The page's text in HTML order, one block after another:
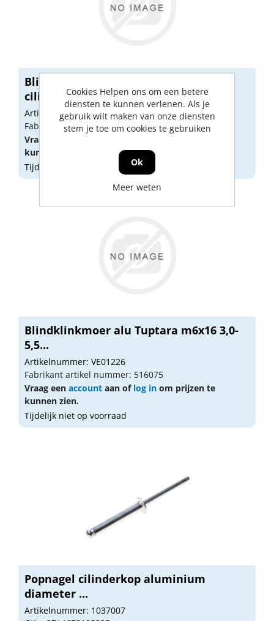
Blindklinkmoer alu.m6x16 3,1-4,5
cilinde...
Artikelnummer: VE01223
Fabrikant artikel nummer: N20M06CO21
Vraag een
kunnen zien.
Tijdelijk niet op voorraad
Blindklinkmoer alu Tuptara m6x16 3,0-
5,5...
Artikelnummer: VE01226
Fabrikant artikel nummer: 516075
Vraag een account aan of log in om prijzen te
kunnen zien.
Tijdelijk niet op voorraad
Popnagel cilinderkop aluminium
diameter ...
Artikelnummer: 1037007
Cookies Helpen ons om een betere
diensten te kunnen verlenen. Als je
gebruik wilt maken van onze diensten
stem je toe om cookies te gebruiken
Ok
Meer weten